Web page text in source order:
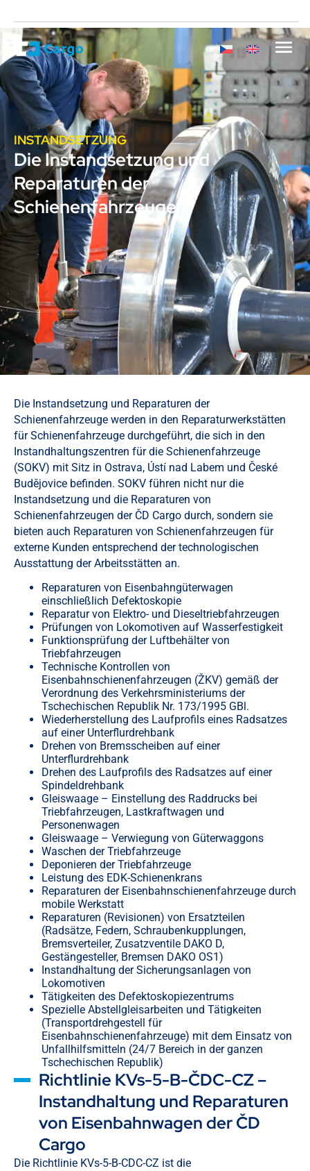
INSTANDSETZUNG
Die Instandsetzung und
Reparaturen der
Schienenfahrzeuge
Die Instandsetzung und Reparaturen der
Schienenfahrzeuge werden in den Reparaturwerkstätten
für Schienenfahrzeuge durchgeführt, die sich in den
Instandhaltungszentren für die Schienenfahrzeuge
(SOKV) mit Sitz in Ostrava, Ústí nad Labem und České
Budějovice befinden. SOKV führen nicht nur die
Instandsetzung und die Reparaturen von
Schienenfahrzeugen der ČD Cargo durch, sondern sie
bieten auch Reparaturen von Schienenfahrzeugen für
externe Kunden entsprechend der technologischen
Ausstattung der Arbeitsstätten an.
Reparaturen von Eisenbahngüterwagen
einschließlich Defektoskopie
Reparatur von Elektro- und Dieseltriebfahrzeugen
Prüfungen von Lokomotiven auf Wasserfestigkeit
Funktionsprüfung der Luftbehälter von
Triebfahrzeugen
Technische Kontrollen von
Eisenbahnschienenfahrzeugen (ŽKV) gemäß der
Verordnung des Verkehrsministeriums der
Tschechischen Republik Nr. 173/1995 GBl.
Wiederherstellung des Laufprofils eines Radsatzes
auf einer Unterflurdrehbank
Drehen von Bremsscheiben auf einer
Unterflurdrehbank
Drehen des Laufprofils des Radsatzes auf einer
Spindeldrehbank
Gleiswaage –⁠⁠⁠⁠⁠⁠ Einstellung des Raddrucks bei
Triebfahrzeugen, Lastkraftwagen und
Personenwagen
Gleiswaage –⁠⁠⁠⁠⁠⁠ Verwiegung von Güterwaggons
Waschen der Triebfahrzeuge
Deponieren der Triebfahrzeuge
Leistung des EDK-Schienenkrans
Reparaturen der Eisenbahnschienenfahrzeuge durch
mobile Werkstatt
Reparaturen (Revisionen) von Ersatzteilen
(Radsätze, Federn, Schraubenkupplungen,
Bremsverteiler, Zusatzventile DAKO D,
Gestängesteller, Bremsen DAKO OS1)
Instandhaltung der Sicherungsanlagen von
Lokomotiven
Tätigkeiten des Defektoskopiezentrums
Spezielle Abstellgleisarbeiten und Tätigkeiten
(Transportdrehgestell für
Eisenbahnschienenfahrzeuge) mit dem Einsatz von
Unfallhilfsmitteln (24/7 Bereich in der ganzen
Tschechischen Republik)
Richtlinie KVs-5-B-ČDC-CZ –⁠⁠⁠⁠⁠⁠
Instandhaltung und Reparaturen
von Eisenbahnwagen der ČD
Cargo
Die Richtlinie KVs-5-B-CDC-CZ ist die